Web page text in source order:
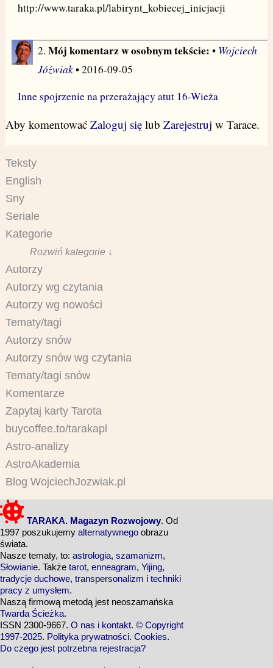
http://www.taraka.pl/labirynt_kobiecej_inicjacji
2. Mój komentarz w osobnym tekście: • Wojciech
Jóźwiak• 2016-09-05
Inne spojrzenie na przerażający atut 16-Wieża
Aby komentować Zaloguj sięlub Zarejestruj w Tarace.
Teksty
English
Sny
Seriale
Kategorie
Rozwiń kategorie ↓
Autorzy
Autorzy wg czytania
Autorzy wg nowości
Tematy/tagi
Autorzy snów
Autorzy snów wg czytania
Tematy/tagi snów
Komentarze
Zapytaj karty Tarota
buycoffee.to/tarakapl
Astro-analizy
AstroAkademia
Blog WojciechJozwiak.pl
TARAKA. Magazyn Rozwojowy. Od
1997 poszukujemy alternatywnego obrazu
świata.
Nasze tematy, to: astrologia, szamanizm,
Słowianie. Także tarot, enneagram, Yijing,
tradycje duchowe, transpersonalizm i techniki
pracy z umysłem.
Naszą firmową metodą jest neoszamańska
Twarda Ścieżka.
ISSN 2300-9667. O nas i kontakt. © Copyright
1997-2025. Polityka prywatności. Cookies.
Do czego jest potrzebna rejestracja?